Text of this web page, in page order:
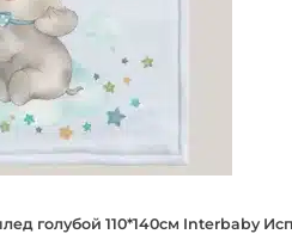
голубой 110*140см Interbaby